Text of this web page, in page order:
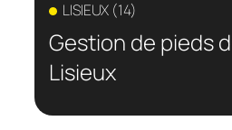
LISIEUX (14)
Gestion de pieds
Lisieux